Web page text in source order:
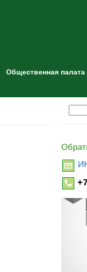
Общественная палата